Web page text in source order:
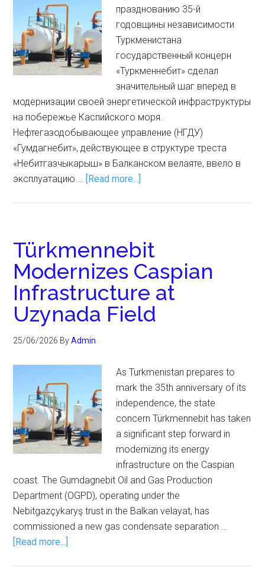
празднованию 35-й
годовщины независимости
Туркменистана
государственный концерн
«Туркменнебит» сделал
значительный шаг вперед в
модернизации своей энергетической инфраструктуры
на побережье Каспийского моря.
Нефтегазодобывающее управление (НГДУ)
«Гумдагнебит», действующее в структуре треста
«Небитгазчыкарыш» в Балканском велаяте, ввело в
эксплуатацию … [Read more...]
Türkmennebit
Modernizes Caspian
Infrastructure at
Uzynada Field
25/06/2026 ByAdmin
As Turkmenistan prepares to
mark the 35th anniversary of its
independence, the state
concern Türkmennebit has taken
a significant step forward in
modernizing its energy
infrastructure on the Caspian
coast. The Gumdagnebit Oil and Gas Production
Department (OGPD), operating under the
Nebitgazçykaryş trust in the Balkan velayat, has
commissioned a new gas condensate separation …
[Read more...]